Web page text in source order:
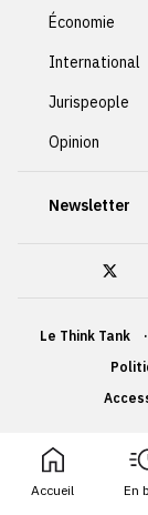
Accueil En
Économie
International
Jurispeople
Opinion
Newsletter
Le Think Tank